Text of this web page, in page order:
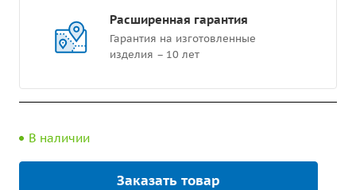
Расширенная гарантия
Гарантия на изготовленные
изделия – 10 лет
В наличии
Заказать товар